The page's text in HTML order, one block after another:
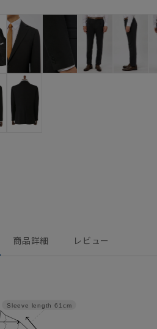
商品詳細 レビュー
Sleeve length 61cm